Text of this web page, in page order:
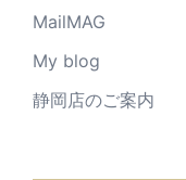
MailMAG
My blog
静岡店のご案内